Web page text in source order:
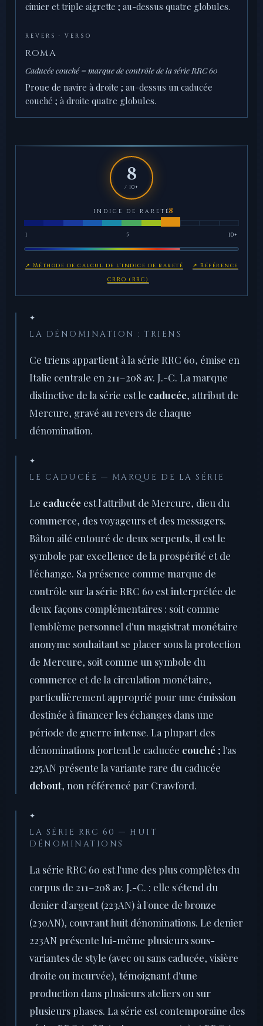
cimier et triple aigrette ; au-dessus quatre globules.
REVERS · VERSO
ROMA
Caducée couché = marque de contrôle de la série RRC 60
Proue de navire à droite ; au-dessus un caducée
couché ; à droite quatre globules.
8
/ 10+
INDICE DE RARETÉ
1 5 10+
↗ Méthode de calcul de l'indice de rareté
↗ Référence
CRRO (RRC)
✦
LA DÉNOMINATION : TRIENS
Ce triens appartient à la série RRC 60, émise en
Italie centrale en 211–208 av. J.-C. La marque
distinctive de la série est le caducée, attribut de
Mercure, gravé au revers de chaque
dénomination.
✦
LE CADUCÉE — MARQUE DE LA SÉRIE
Le caducée est l'attribut de Mercure, dieu du
commerce, des voyageurs et des messagers.
Bâton ailé entouré de deux serpents, il est le
symbole par excellence de la prospérité et de
l'échange. Sa présence comme marque de
contrôle sur la série RRC 60 est interprétée de
deux façons complémentaires : soit comme
l'emblème personnel d'un magistrat monétaire
anonyme souhaitant se placer sous la protection
de Mercure, soit comme un symbole du
commerce et de la circulation monétaire,
particulièrement approprié pour une émission
destinée à financer les échanges dans une
période de guerre intense. La plupart des
dénominations portent le caducée couché ; l'as
225AN présente la variante rare du caducée
debout, non référencé par Crawford.
✦
LA SÉRIE RRC 60 — HUIT
DÉNOMINATIONS
La série RRC 60 est l'une des plus complètes du
corpus de 211–208 av. J.-C. : elle s'étend du
denier d'argent (223AN) à l'once de bronze
(230AN), couvrant huit dénominations. Le denier
223AN présente lui-même plusieurs sous-
variantes de style (avec ou sans caducée, visière
droite ou incurvée), témoignant d'une
production dans plusieurs ateliers ou sur
plusieurs phases. La série est contemporaine des